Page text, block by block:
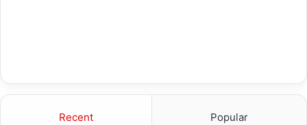
Recent Popular